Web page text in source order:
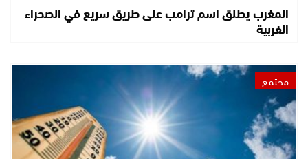
المغرب يطلق اسم ترامب على طريق سريع في الصحراء
الغربية
مجتمع